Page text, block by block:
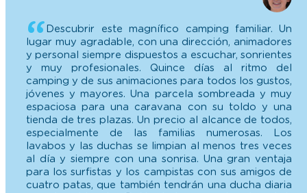
y muy profesionales. Quince días al ritmo del
camping y de sus animaciones para todos los gustos,
jóvenes y mayores. Una parcela sombreada y muy
espaciosa para una caravana con su toldo y una
tienda de tres plazas. Un precio al alcance de todos,
especialmente de las familias numerosas. Los
lavabos y las duchas se limpian al menos tres veces
al día y siempre con una sonrisa. Una gran ventaja
para los surfistas y los campistas con sus amigos de
cuatro patas, que también tendrán una ducha diaria
con el canidouche 😉. No dudes en venir a descubrir
este camping y disfrutar de unas vacaciones
estupendas, conocer a gente maravillosa y crear
recuerdos maravillosos.